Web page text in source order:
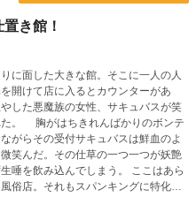
き館！
に面した大きな館。そこに一人の人
開けて店に入るとカウンターがあ
した悪魔族の女性、サキュバスが笑
ボンテ
がらその受付サキュバスは鮮血のよ
笑んだ。その仕草の一つ一つが妖艶
飲み込んでしまう。 ここはあら
俗店。それもスパンキングに特化し
。 この大陸で魔族や蛮族と人族が争